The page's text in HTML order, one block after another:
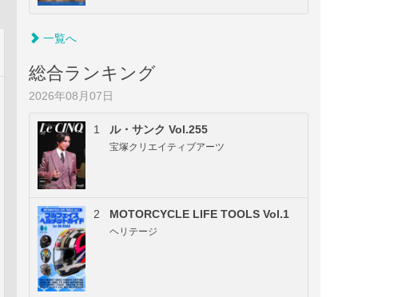
一覧へ
総合ランキング
2026年08月07日
1 ル・サンク Vol.255
宝塚クリエイティブアーツ
2 MOTORCYCLE LIFE TOOLS Vol.1
ヘリテージ